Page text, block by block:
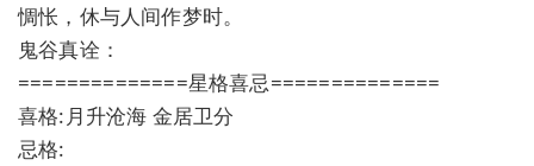
惆怅，休与人间作梦时。
鬼谷真诠：
==============星格喜忌==============
喜格:月升沧海 金居卫分
忌格: